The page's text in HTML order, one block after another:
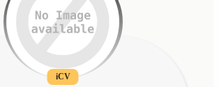
iCV